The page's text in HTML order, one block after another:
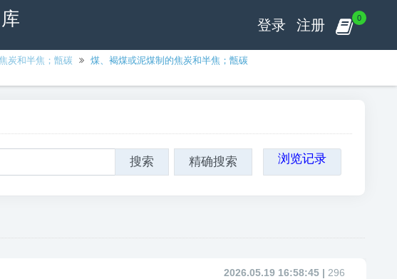
0
注册
登录
炭和半焦；甑碳 煤、褐煤或泥煤制的焦炭和半焦；甑碳
搜索 精确搜索 浏览记录
2026.05.19 16:58:45 | 296